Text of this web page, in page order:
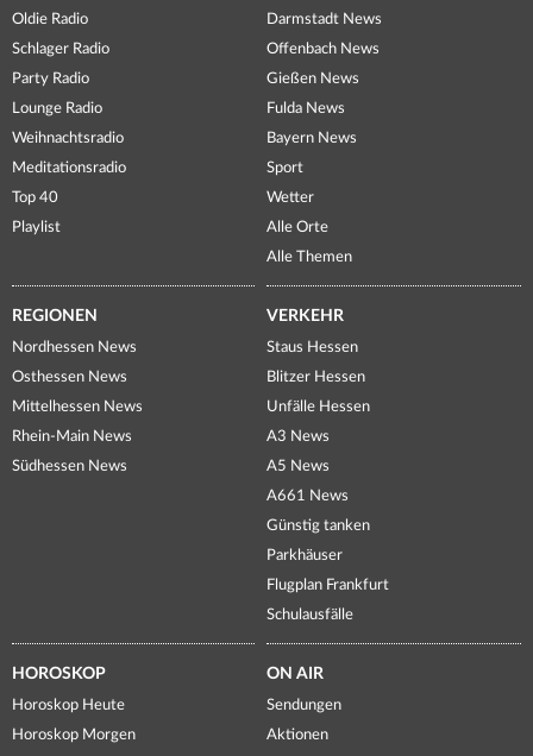
Oldie Radio
Schlager Radio
Party Radio
Lounge Radio
Weihnachtsradio
Meditationsradio
Top 40
Playlist
Darmstadt News
Offenbach News
Gießen News
Fulda News
Bayern News
Sport
Wetter
Alle Orte
Alle Themen
REGIONEN
Nordhessen News
Osthessen News
Mittelhessen News
Rhein-Main News
Südhessen News
VERKEHR
Staus Hessen
Blitzer Hessen
Unfälle Hessen
A3 News
A5 News
A661 News
Günstig tanken
Parkhäuser
Flugplan Frankfurt
Schulausfälle
HOROSKOP
Horoskop Heute
Horoskop Morgen
ON AIR
Sendungen
Aktionen